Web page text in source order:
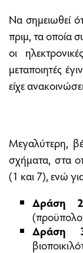
Να σηµειωθεί
πριµ, τα οποία
οι
µεταποιητές
είχε
Μεγαλύτερη,
σχήµατα, στα
(1 και 7), ενώ
∆ράση
∆ράση